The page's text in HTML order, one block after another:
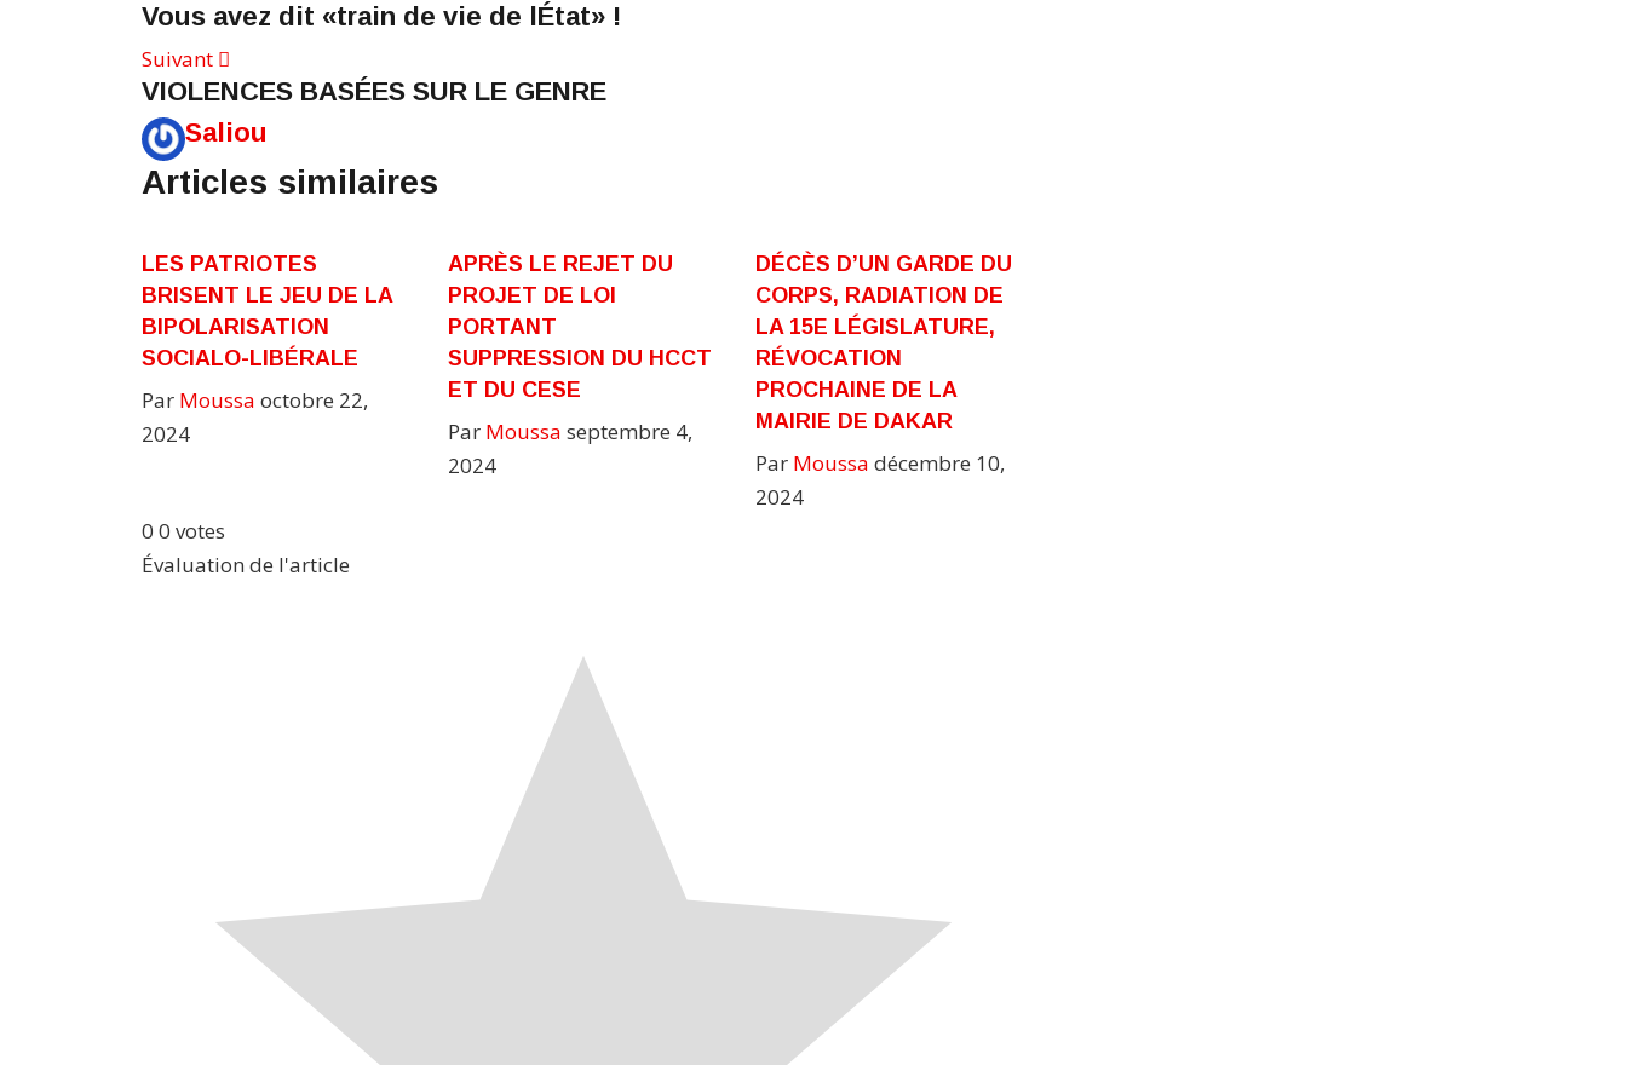
Vous avez dit «train de vie de lÉtat» !
Suivant
VIOLENCES BASÉES SUR LE GENRE
Saliou
Articles similaires
LES PATRIOTES
BRISENT LE JEU DE LA
BIPOLARISATION
SOCIALO-LIBÉRALE
Par Moussa octobre 22,
2024
APRÈS LE REJET DU
PROJET DE LOI
PORTANT
SUPPRESSION DU HCCT
ET DU CESE
Par Moussaseptembre 4,
2024
DÉCÈS D’UN GARDE DU
CORPS, RADIATION DE
LA 15E LÉGISLATURE,
RÉVOCATION
PROCHAINE DE LA
MAIRIE DE DAKAR
Par Moussa décembre 10,
2024
0 0 votes
Évaluation de l'article